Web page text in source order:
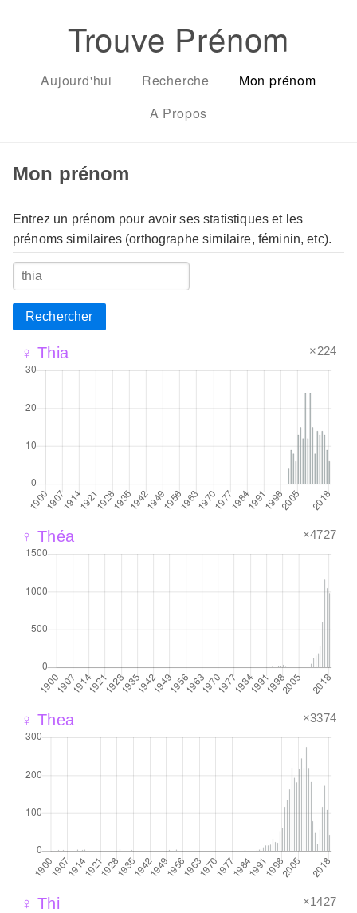
Trouve Prénom
Aujourd'hui Recherche
Mon prénom
A Propos
Mon prénom
Entrez un prénom pour avoir ses statistiques et les
prénoms similaires (orthographe similaire, féminin, etc).
Rechercher
♀ Thia ×224
♀ Théa ×4727
♀ Thea ×3374
♀ Thi ×1427